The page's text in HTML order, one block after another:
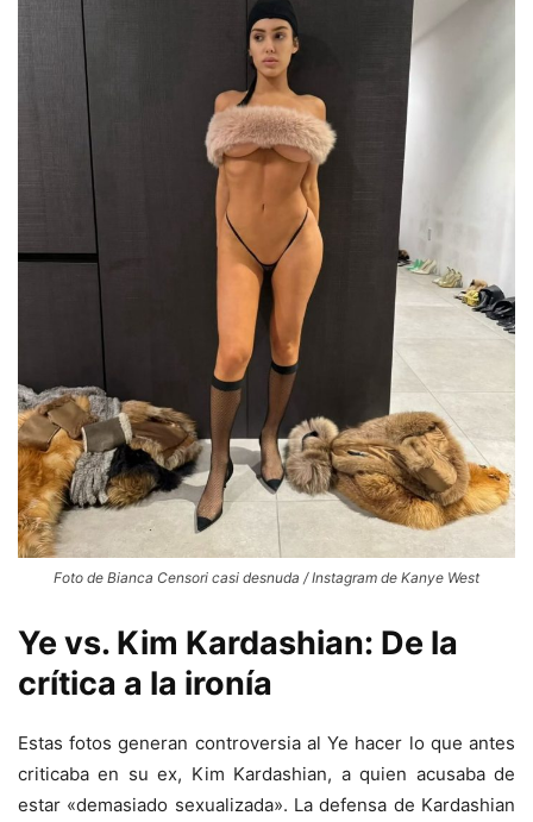
Foto de Bianca Censori casi desnuda / Instagram de Kanye West
Ye vs. Kim Kardashian: De la
crítica a la ironía
Estas fotos generan controversia al Ye hacer lo que antes
criticaba en su ex, Kim Kardashian, a quien acusaba de
estar «demasiado sexualizada». La defensa de Kardashian